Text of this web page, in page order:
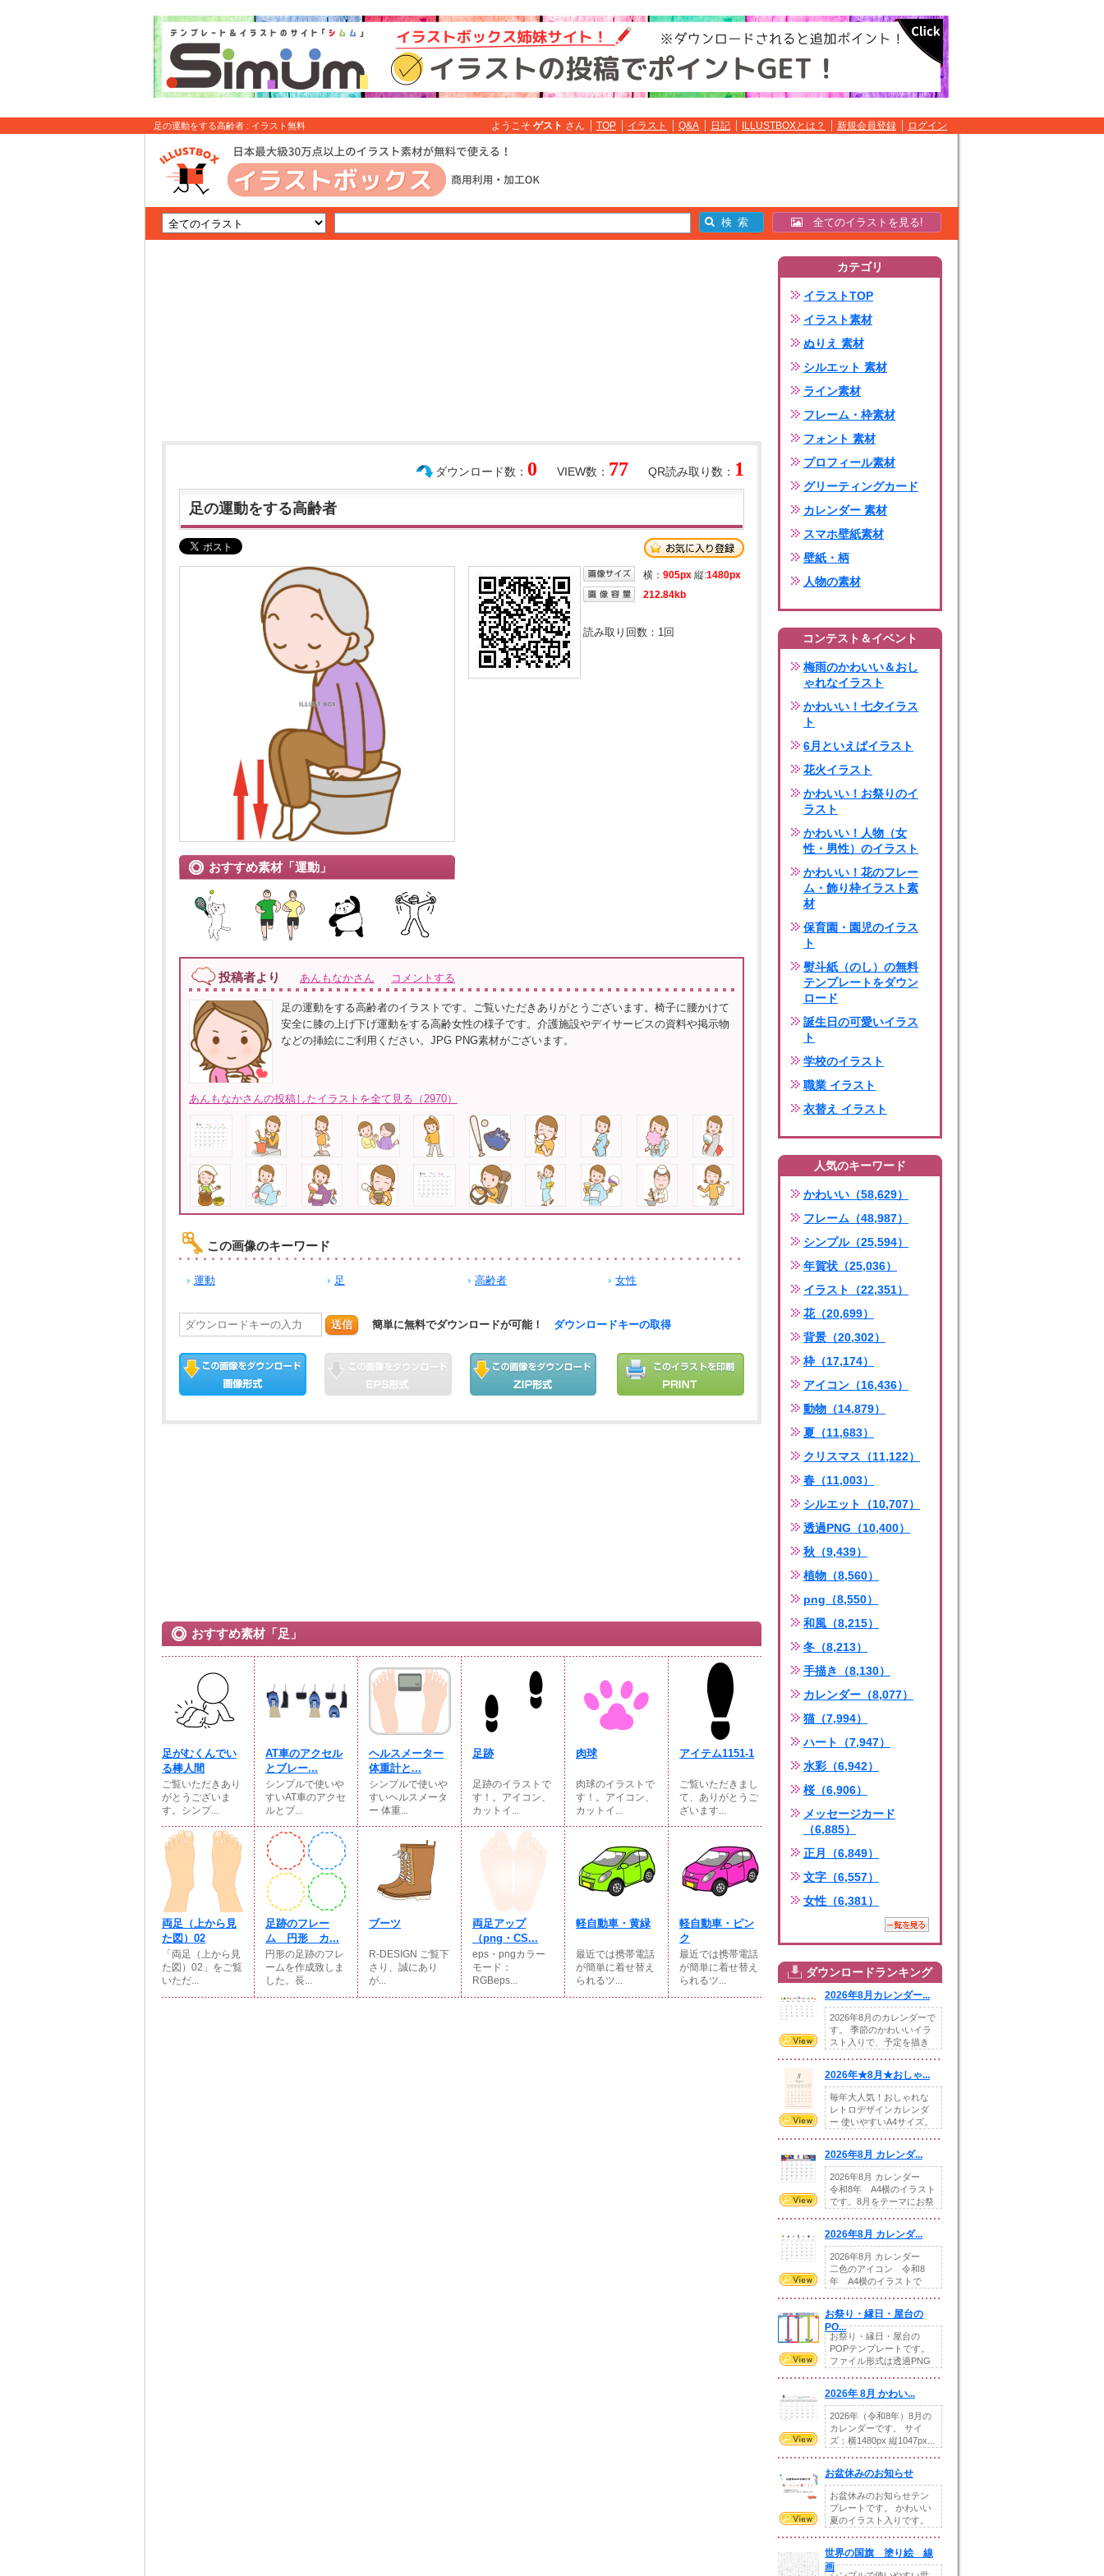
足の運動をする高齢者 : イラスト無料 ようこそ ゲスト さん TOP イラスト Q&A 日記 ILLUSTBOXとは？ 新規会員登録 ログイン
全てのイラストを見る!
QR読み取り数： 1
VIEW数： 77
ダウンロード数： 0
足の運動をする高齢者
おすすめ素材「運動」
横： 905px 縦:1480px
212.84kb
読み取り回数： 1回
投稿者より あんもなかさん コメントする
足の運動をする高齢者のイラストです。ご覧いただきありがとうございます。椅子に腰かけて
安全に膝の上げ下げ運動をする高齢女性の様子です。介護施設やデイサービスの資料や掲示物
などの挿絵にご利用ください。JPG PNG素材がございます。
あんもなかさんの投稿したイラストを全て見る（2970）
この画像のキーワード
運動 足 高齢者 女性
送信 簡単に無料でダウンロードが可能！ ダウンロードキーの取得
おすすめ素材「足」
足がむくんでい
る棒人間
ご覧いただきあり
がとうございま
す。シンプ...
AT車のアクセル
とブレー...
シンプルで使いや
すいAT車のアクセ
ルとブ...
ヘルスメーター
体重計と...
シンプルで使いや
すいヘルスメータ
ー 体重...
足跡
足跡のイラストで
す！。アイコン、
カットイ...
肉球
肉球のイラストで
す！。アイコン、
カットイ...
アイテム1151-1
ご覧いただきまし
て、ありがとうご
ざいます...
両足（上から見
た図）02
「両足（上から見
た図）02」をご覧
いただ...
足跡のフレー
ム 円形 カ...
円形の足跡のフレ
ームを作成致しま
した。長...
ブーツ
R-DESIGN ご覧下
さり、誠にあり
が...
両足アップ
（png・CS...
eps・pngカラー
モード：
RGBeps...
軽自動車・黄緑
最近では携帯電話
が簡単に着せ替え
られるツ...
軽自動車・ピン
ク
最近では携帯電話
が簡単に着せ替え
られるツ...
カテゴリ
イラストTOP
イラスト素材
ぬりえ 素材
シルエット 素材
ライン素材
フレーム・枠素材
フォント 素材
プロフィール素材
グリーティングカード
カレンダー 素材
スマホ壁紙素材
壁紙・柄
人物の素材
コンテスト＆イベント
梅雨のかわいい＆おし
ゃれなイラスト
かわいい！七夕イラス
ト
6月といえばイラスト
花火イラスト
かわいい！お祭りのイ
ラスト
かわいい！人物（女
性・男性）のイラスト
かわいい！花のフレー
ム・飾り枠イラスト素
材
保育園・園児のイラス
ト
熨斗紙（のし）の無料
テンプレートをダウン
ロード
誕生日の可愛いイラス
ト
学校のイラスト
職業 イラスト
衣替え イラスト
人気のキーワード
かわいい（58,629）
フレーム（48,987）
シンプル（25,594）
年賀状（25,036）
イラスト（22,351）
花（20,699）
背景（20,302）
枠（17,174）
アイコン（16,436）
動物（14,879）
夏（11,683）
クリスマス（11,122）
春（11,003）
シルエット（10,707）
透過PNG（10,400）
秋（9,439）
植物（8,560）
png（8,550）
和風（8,215）
冬（8,213）
手描き（8,130）
カレンダー（8,077）
猫（7,994）
ハート（7,947）
水彩（6,942）
桜（6,906）
メッセージカード
（6,885）
正月（6,849）
文字（6,557）
女性（6,381）
ダウンロードランキング
2026年8月カレンダー...
2026年8月のカレンダーで
す。 季節のかわいいイラ
スト入りで、予定を描き
2026年★8月★おしゃ...
毎年大人気！おしゃれな
レトロデザインカレンダ
ー 使いやすいA4サイズ。
2026年8月 カレンダ...
2026年8月 カレンダー
令和8年 A4横のイラスト
です。8月をテーマにお祭
2026年8月 カレンダ...
2026年8月 カレンダー
二色のアイコン 令和8
年 A4横のイラストで
お祭り・縁日・屋台の
PO...
お祭り・縁日・屋台の
POPテンプレートです。
ファイル形式は透過PNG
2026年 8月 かわい...
2026年（令和8年）8月の
カレンダーです。 サイ
ズ：横1480px 縦1047px...
お盆休みのお知らせ
お盆休みのお知らせテン
プレートです。 かわいい
夏のイラスト入りです。
世界の国旗 塗り絵 線
画